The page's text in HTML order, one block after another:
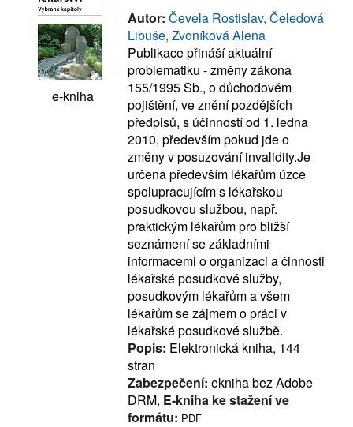
e-kniha
Autor: Čevela Rostislav, Čeledová
Libuše, Zvoníková Alena
Publikace přináší aktuální
problematiku - změny zákona
155/1995 Sb., o důchodovém
pojištění, ve znění pozdějších
předpisů, s účinností od 1. ledna
2010, především pokud jde o
změny v posuzování invalidity.Je
určena především lékařům úzce
spolupracujícím s lékařskou
posudkovou službou, např.
praktickým lékařům pro bližší
seznámení se základními
informacemi o organizaci a činnosti
lékařské posudkové služby,
posudkovým lékařům a všem
lékařům se zájmem o práci v
lékařské posudkové službě.
Popis: Elektronická kniha, 144
stran
Zabezpečení: ekniha bez Adobe
DRM, E-kniha ke stažení ve
formátu: PDF